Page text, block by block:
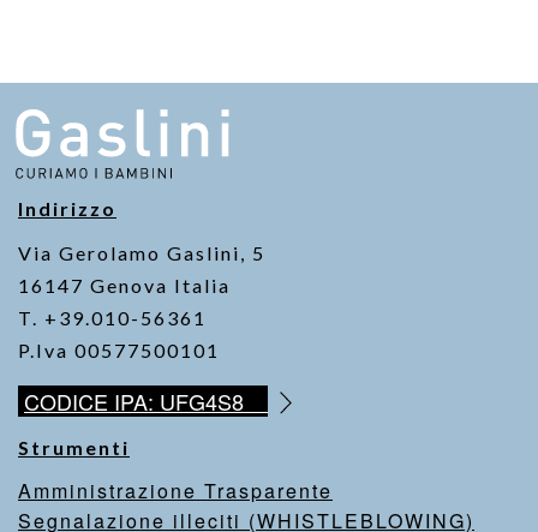
Indirizzo
Via Gerolamo Gaslini, 5
16147 Genova Italia
T. +39.010-56361
P.Iva 00577500101
CODICE IPA: UFG4S8
Strumenti
Amministrazione Trasparente
Segnalazione illeciti (WHISTLEBLOWING)